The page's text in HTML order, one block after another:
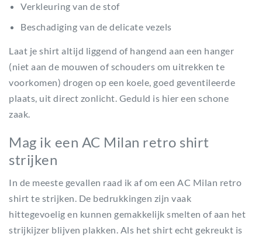
Verkleuring van de stof
Beschadiging van de delicate vezels
Laat je shirt altijd liggend of hangend aan een hanger
(niet aan de mouwen of schouders om uitrekken te
voorkomen) drogen op een koele, goed geventileerde
plaats, uit direct zonlicht. Geduld is hier een schone
zaak.
Mag ik een AC Milan retro shirt
strijken
In de meeste gevallen raad ik af om een AC Milan retro
shirt te strijken. De bedrukkingen zijn vaak
hittegevoelig en kunnen gemakkelijk smelten of aan het
strijkijzer blijven plakken. Als het shirt echt gekreukt is